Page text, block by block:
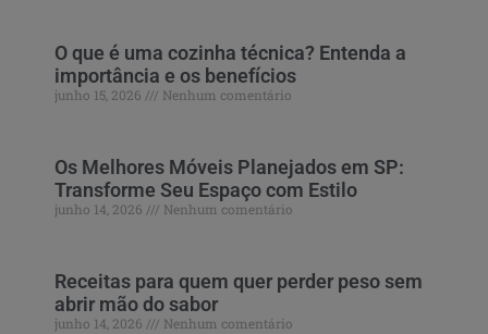
O que é uma cozinha técnica? Entenda a
importância e os benefícios
junho 15, 2026 Nenhum comentário
Os Melhores Móveis Planejados em SP:
Transforme Seu Espaço com Estilo
junho 14, 2026 Nenhum comentário
Receitas para quem quer perder peso sem
abrir mão do sabor
junho 14, 2026 Nenhum comentário